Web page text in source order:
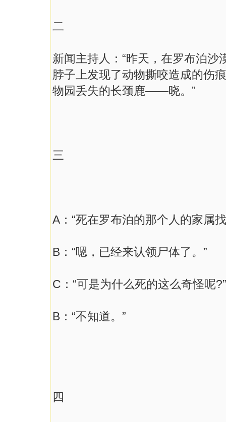
二
新闻主持人：“昨天，在罗布泊
脖子上发现了动物撕咬造成的伤
物园丢失的长颈鹿——晓。”
三
A：“死在罗布泊的那个人的家属
B：“嗯，已经来认领尸体了。”
C：“可是为什么死的这么奇怪呢?”
B：“不知道。”
四